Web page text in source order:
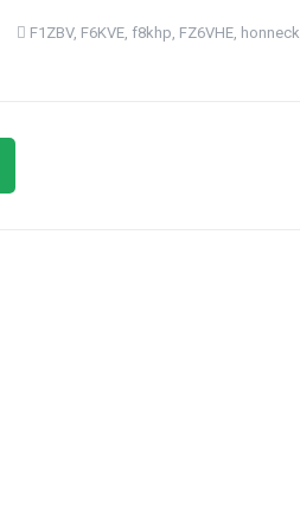
F1ZBV, F6KVE, f8khp, FZ6VHE, honneck